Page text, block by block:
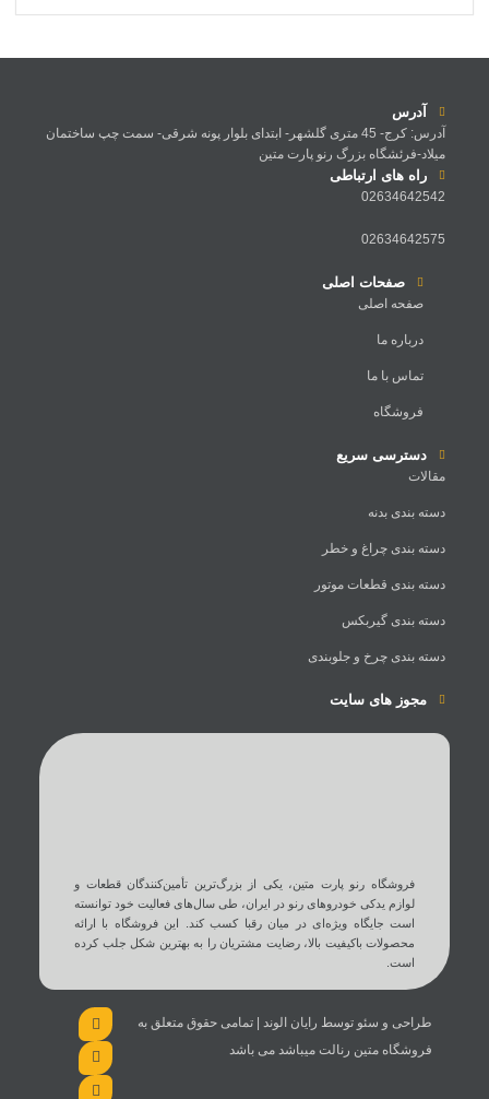
آدرس
آدرس: کرج- 45 متری گلشهر- ابتدای بلوار پونه شرقی- سمت چپ ساختمان
میلاد-فرئشگاه بزرگ رنو پارت متین
راه های ارتباطی
02634642542
02634642575
صفحات اصلی
صفحه اصلی
درباره ما
تماس با ما
فروشگاه
دسترسی سریع
مقالات
دسته بندی بدنه
دسته بندی چراغ و خطر
دسته بندی قطعات موتور
دسته بندی گیربکس
دسته بندی چرخ و جلوبندی
مجوز های سایت
فروشگاه رنو پارت متین، یکی از بزرگ‌ترین تأمین‌کنندگان قطعات و
لوازم یدکی خودروهای رنو در ایران، طی سال‌های فعالیت خود توانسته
است جایگاه ویژه‌ای در میان رقبا کسب کند. این فروشگاه با ارائه
محصولات باکیفیت بالا، رضایت مشتریان را به بهترین شکل جلب کرده
است.
طراحی و سئو توسط رایان الوند | تمامی حقوق متعلق به
فروشگاه متین رنالت میباشد می باشد